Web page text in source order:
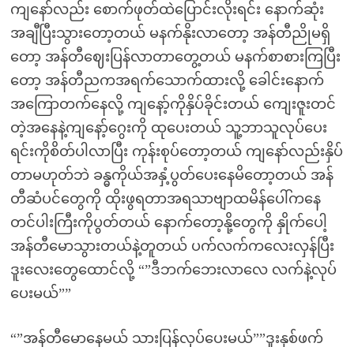
ကျနော်လည်း စောက်ဖုတ်ထဲပြောင်းလိုးရင်း နောက်ဆုံး
အချီပြီးသွားတော့တယ် မနက်နိုးလာတော့ အန်တီညိုမရှိ
တော့ အန်တီဈေးပြန်လာတာတွေ့တယ် မနက်စာစားကြပြီး
တော့ အန်တီညကအရက်သောက်ထားလို့ ခေါင်းနောက်
အကြောတက်နေလို့ ကျနော့်ကိုနှိပ်ခိုင်းတယ် ကျေးဇူးတင်
တဲ့အနေနဲ့ကျနော့်ဂွေးကို ထုပေးတယ် သူ့ဘာသူလုပ်ပေး
ရင်းကိုစိတ်ပါလာပြီး ကုန်းစုပ်တော့တယ် ကျနော်လည်းနှိပ်
တာမဟုတ်ဘဲ ခန္ဓကိုယ်အနှံ့ပွတ်ပေးနေမိတော့တယ် အန်
တီဆံပင်တွေကို ထိုးဖွရတာအရသာဗျာထမိန်ပေါ်ကနေ
တင်ပါးကြီးကိုပွတ်တယ် နောက်တော့နို့တွေကို နှိုက်ပေါ့
အန်တီမောသွားတယ်နဲ့တူတယ် ပက်လက်ကလေးလှန်ပြီး
ဒူးလေးတွေထောင်လို့ “”ဒီဘက်ဘေးလာလေ လက်နဲ့လုပ်
ပေးမယ်””
“”အန်တီမောနေမယ် သားပြန်လုပ်ပေးမယ်””ဒူးနှစ်ဖက်